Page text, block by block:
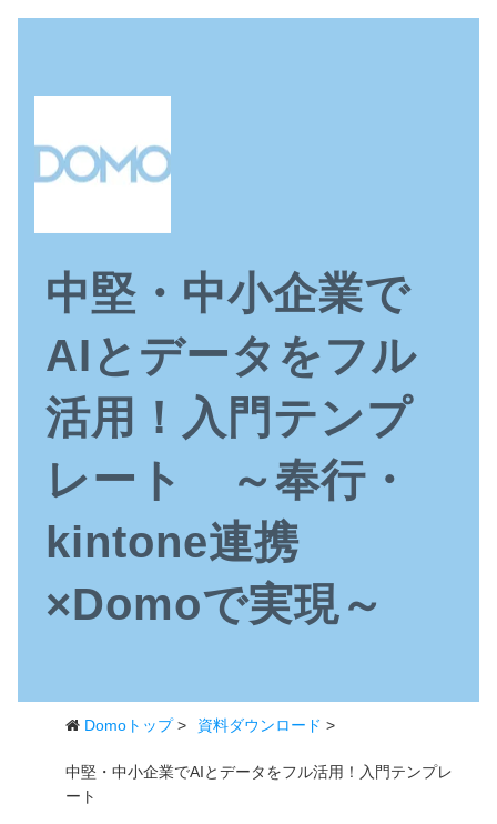
中堅・中小企業で
AIとデータをフル
活用！入門テンプ
レート ～奉行・
kintone連携
×Domoで実現～
Domoトップ> 資料ダウンロード >
中堅・中小企業でAIとデータをフル活用！入門テンプレ
ート